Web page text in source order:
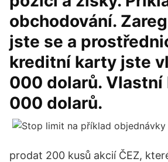
obchodování.
jste se a
kreditní karty jste
000 dolarů. Vlastní
000 dolarů.
prodat 200 kusů akcií ČEZ,